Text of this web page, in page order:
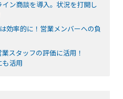
ン商談を導入。状況を打開し
効率的に！営業メンバーへの負
スタッフの評価に活用！
活用